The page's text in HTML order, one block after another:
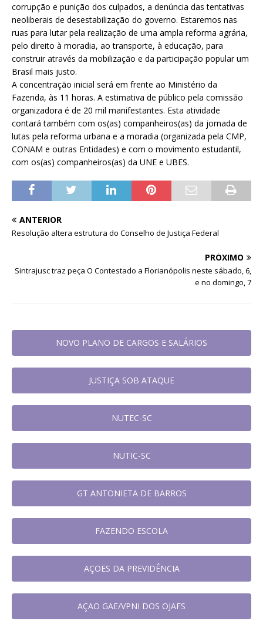
corrupção e punição dos culpados, a denúncia das tentativas
neoliberais de desestabilização do governo. Estaremos nas
ruas para lutar pela realização de uma ampla reforma agrária,
pelo direito à moradia, ao transporte, à educação, para
construir através da mobilização e da participação popular um
Brasil mais justo.
A concentração inicial será em frente ao Ministério da
Fazenda, às 11 horas. A estimativa de público pela comissão
organizadora é de 20 mil manifestantes. Esta atividade
contará também com os(as) companheiros(as) da jornada de
lutas pela reforma urbana e a moradia (organizada pela CMP,
CONAM e outras Entidades) e com o movimento estudantil,
com os(as) companheiros(as) da UNE e UBES.
ANTERIOR
Resolução altera estrutura do Conselho de Justiça Federal
PRÓXIMO
Sintrajusc traz peça O Contestado a Florianópolis neste sábado, 6,
e no domingo, 7
NOVO PLANO DE CARGOS E SALÁRIOS
JUSTIÇA SOB ATAQUE
NUTEC-SC
NUTIC-SC
GT ANTONIETA DE BARROS
FAZENDO ESCOLA
AÇOES DA PREVIDÊNCIA
AÇAO GAE/VPNI DOS OJAFS